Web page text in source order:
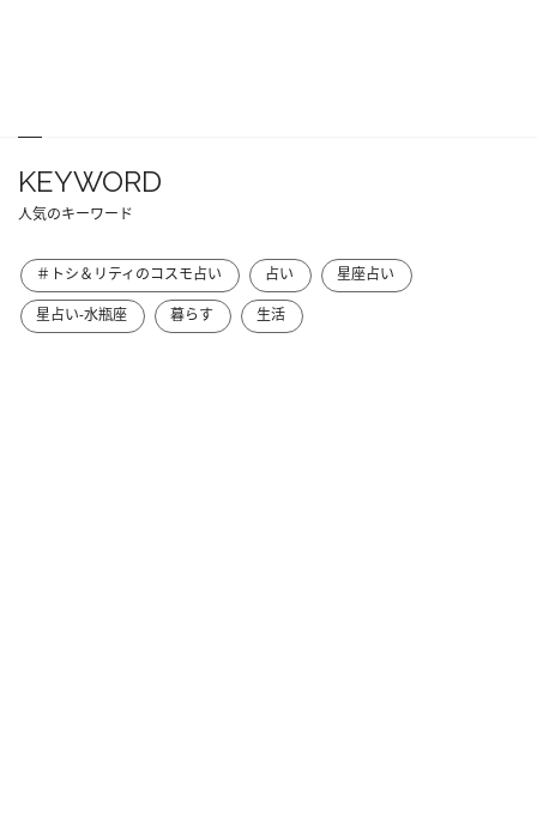
KEYWORD
人気のキーワード
＃トシ＆リティのコスモ占い 占い
星座占い
星占い-水瓶座
暮らす 生活